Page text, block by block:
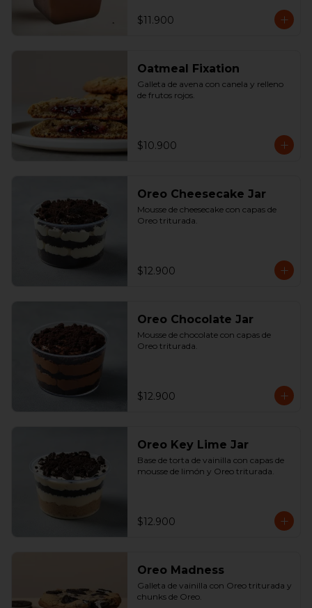
$11.900
Oatmeal Fixation
Galleta de avena con canela y relleno
de frutos rojos.
$10.900
Oreo Cheesecake Jar
Mousse de cheesecake con capas de
Oreo triturada.
$12.900
Oreo Chocolate Jar
Mousse de chocolate con capas de
Oreo triturada.
$12.900
Oreo Key Lime Jar
Base de torta de vainilla con capas de
mousse de limón y Oreo triturada.
$12.900
Oreo Madness
Galleta de vainilla con Oreo triturada y
chunks de Oreo.